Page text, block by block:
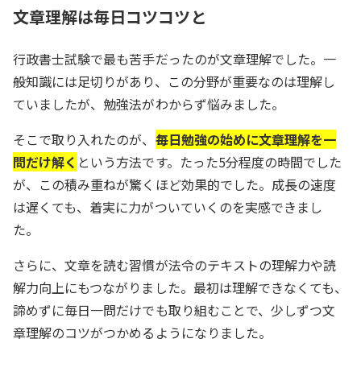
文章理解は毎日コツコツと
行政書士試験で最も苦手だったのが文章理解でした。一
般知識には足切りがあり、この分野が重要なのは理解し
ていましたが、勉強法がわからず悩みました。
そこで取り入れたのが、 毎日勉強の始めに文章理解を一
問だけ解く という方法です。たった5分程度の時間でした
が、この積み重ねが驚くほど効果的でした。成長の速度
は遅くても、着実に力がついていくのを実感できまし
た。
さらに、文章を読む習慣が法令のテキストの理解力や読
解力向上にもつながりました。最初は理解できなくても、
諦めずに毎日一問だけでも取り組むことで、少しずつ文
章理解のコツがつかめるようになりました。